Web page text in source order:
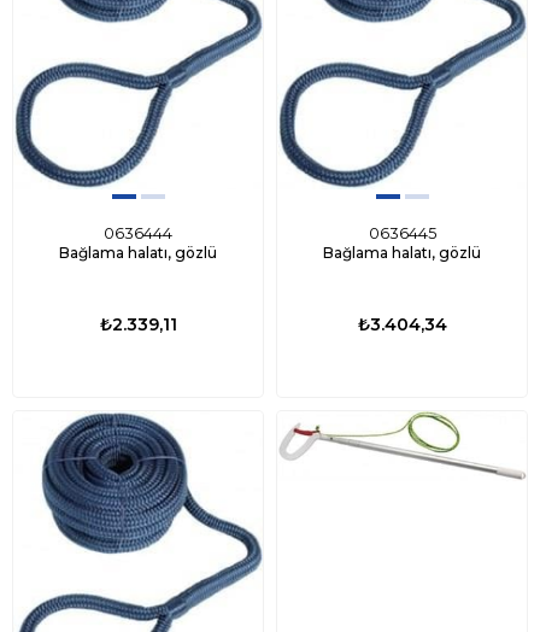
0636444
Bağlama halatı, gözlü
₺2.339,11
0636445
Bağlama halatı, gözlü
₺3.404,34